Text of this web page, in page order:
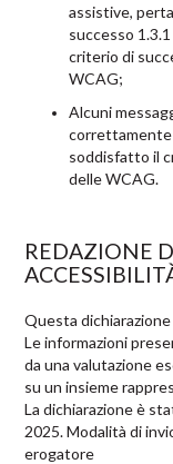
assistive,
successo
criterio di
WCAG;
Alcuni
correttamente
soddisfatto il
delle WCAG.
REDAZIONE
Questa
Le informazioni
da una valutazione
su un insieme
La dichiarazione è
2025. Modalità di
erogatore